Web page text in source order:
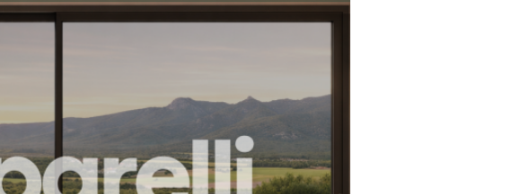
voir le